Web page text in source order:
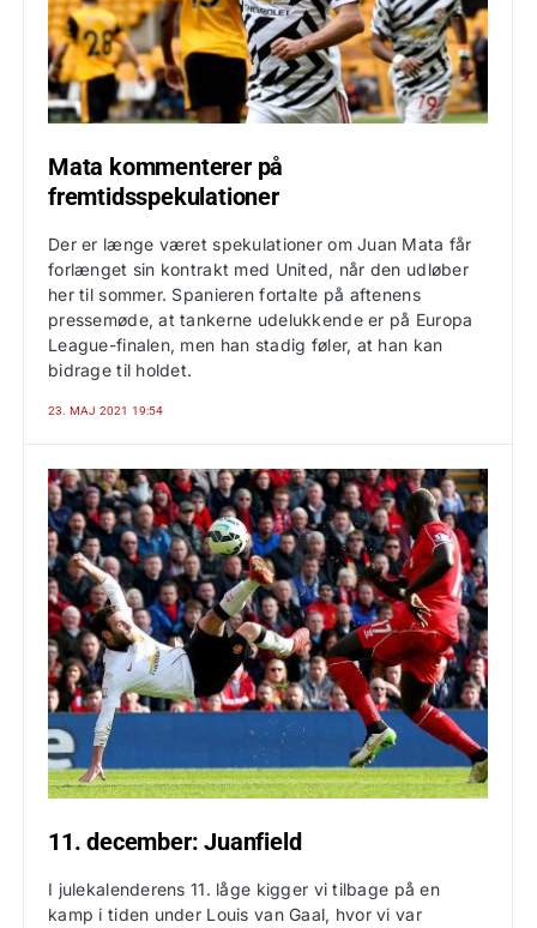
Mata kommenterer på
fremtidsspekulationer
Der er længe været spekulationer om Juan Mata får
forlænget sin kontrakt med United, når den udløber
her til sommer. Spanieren fortalte på aftenens
pressemøde, at tankerne udelukkende er på Europa
League-finalen, men han stadig føler, at han kan
bidrage til holdet.
23. MAJ 2021 19:54
11. december: Juanfield
I julekalenderens 11. låge kigger vi tilbage på en
kamp i tiden under Louis van Gaal, hvor vi var